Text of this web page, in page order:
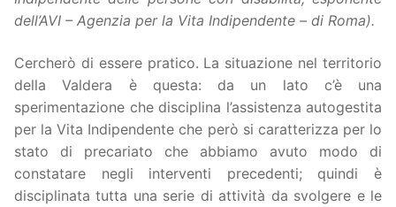
dell’AVI – Agenzia per la Vita Indipendente – di Roma).
Cercherò di essere pratico. La situazione nel territorio
della Valdera è questa: da un lato c’è una
sperimentazione che disciplina l’assistenza autogestita
per la Vita Indipendente che però si caratterizza per lo
stato di precariato che abbiamo avuto modo di
constatare negli interventi precedenti; quindi è
disciplinata tutta una serie di attività da svolgere e le